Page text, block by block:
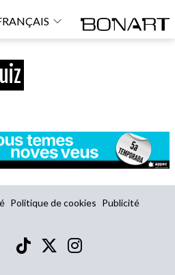
Politique de cookies Publicité